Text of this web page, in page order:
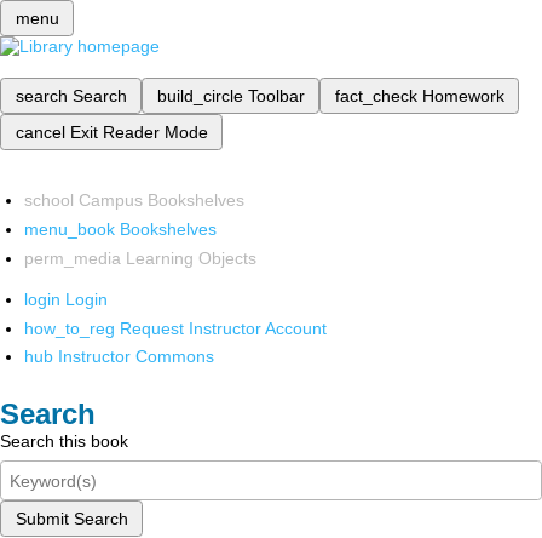
menu
search Search build_circle Toolbar fact_check Homework
cancel Exit Reader Mode
school Campus Bookshelves
menu_book Bookshelves
perm_media Learning Objects
login Login
how_to_reg Request Instructor Account
hub Instructor Commons
Search
Search this book
Submit Search